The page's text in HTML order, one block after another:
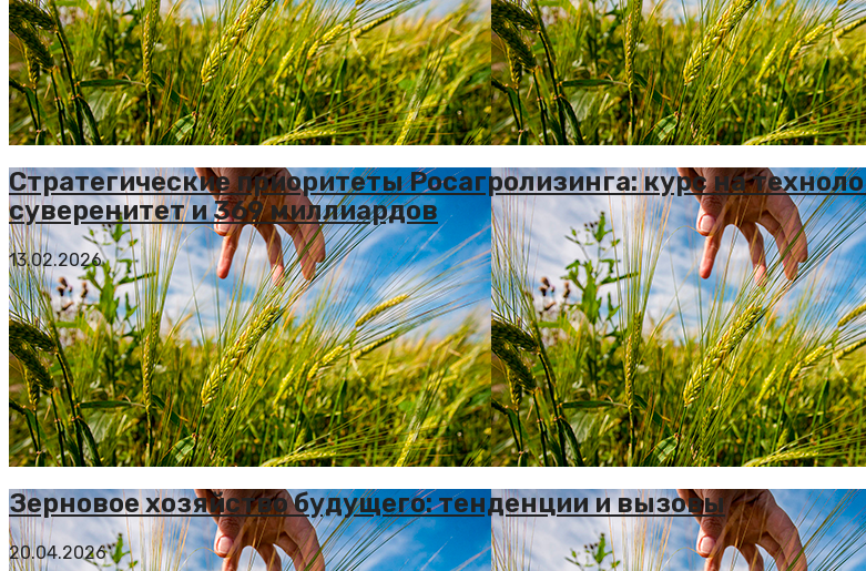
Стратегические приоритеты Росагролизинга: курс на
суверенитет и 369 миллиардов
13.02.2026
Зерновое хозяйство будущего: тенденции и вызовы
20.04.2026